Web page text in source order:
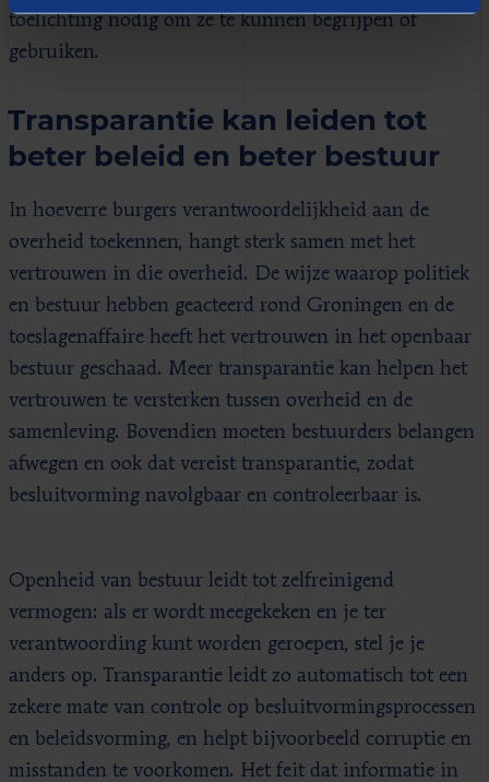
toelichting nodig om ze te kunnen begrijpen of
gebruiken.
Transparantie kan leiden tot
beter beleid en beter bestuur
In hoeverre burgers verantwoordelijkheid aan de
overheid toekennen, hangt sterk samen met het
vertrouwen in die overheid. De wijze waarop politiek
en bestuur hebben geacteerd rond Groningen en de
toeslagenaffaire heeft het vertrouwen in het openbaar
bestuur geschaad. Meer transparantie kan helpen het
vertrouwen te versterken tussen overheid en de
samenleving. Bovendien moeten bestuurders belangen
afwegen en ook dat vereist transparantie, zodat
besluitvorming navolgbaar en controleerbaar is.
Openheid van bestuur leidt tot zelfreinigend
vermogen: als er wordt meegekeken en je ter
verantwoording kunt worden geroepen, stel je je
anders op. Transparantie leidt zo automatisch tot een
zekere mate van controle op besluitvormingsprocessen
en beleidsvorming, en helpt bijvoorbeeld corruptie en
misstanden te voorkomen. Het feit dat informatie in